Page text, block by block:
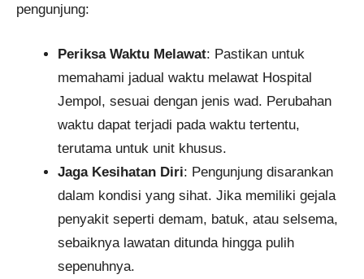
pengunjung:
Periksa Waktu Melawat: Pastikan untuk
memahami jadual waktu melawat Hospital
Jempol, sesuai dengan jenis wad. Perubahan
waktu dapat terjadi pada waktu tertentu,
terutama untuk unit khusus.
Jaga Kesihatan Diri: Pengunjung disarankan
dalam kondisi yang sihat. Jika memiliki gejala
penyakit seperti demam, batuk, atau selsema,
sebaiknya lawatan ditunda hingga pulih
sepenuhnya.